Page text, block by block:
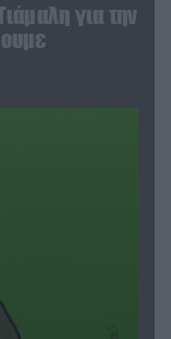
για την